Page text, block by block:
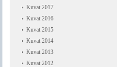
Kuvat 2017
Kuvat 2016
Kuvat 2015
Kuvat 2014
Kuvat 2013
Kuvat 2012